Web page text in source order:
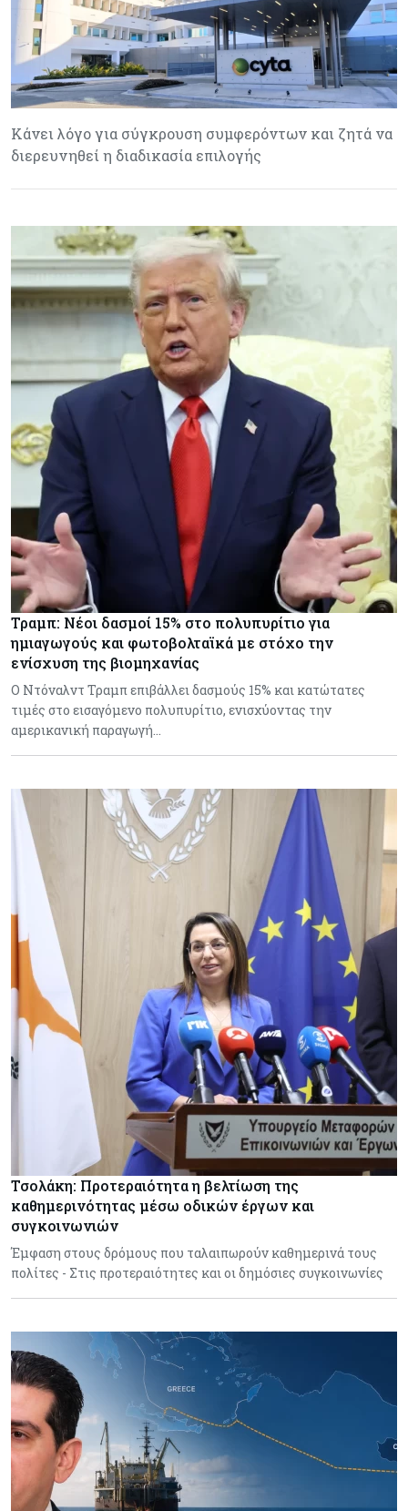
Κάνει λόγο για σύγκρουση συμφερόντων και ζητά να
διερευνηθεί η διαδικασία επιλογής
Τραμπ: Νέοι δασμοί 15% στο πολυπυρίτιο για
ημιαγωγούς και φωτοβολταϊκά με στόχο την
ενίσχυση της βιομηχανίας
Ο Ντόναλντ Τραμπ επιβάλλει δασμούς 15% και κατώτατες
τιμές στο εισαγόμενο πολυπυρίτιο, ενισχύοντας την
αμερικανική παραγωγή…
Τσολάκη: Προτεραιότητα η βελτίωση της
καθημερινότητας μέσω οδικών έργων και
συγκοινωνιών
Έμφαση στους δρόμους που ταλαιπωρούν καθημερινά τους
πολίτες - Στις προτεραιότητες και οι δημόσιες συγκοινωνίες